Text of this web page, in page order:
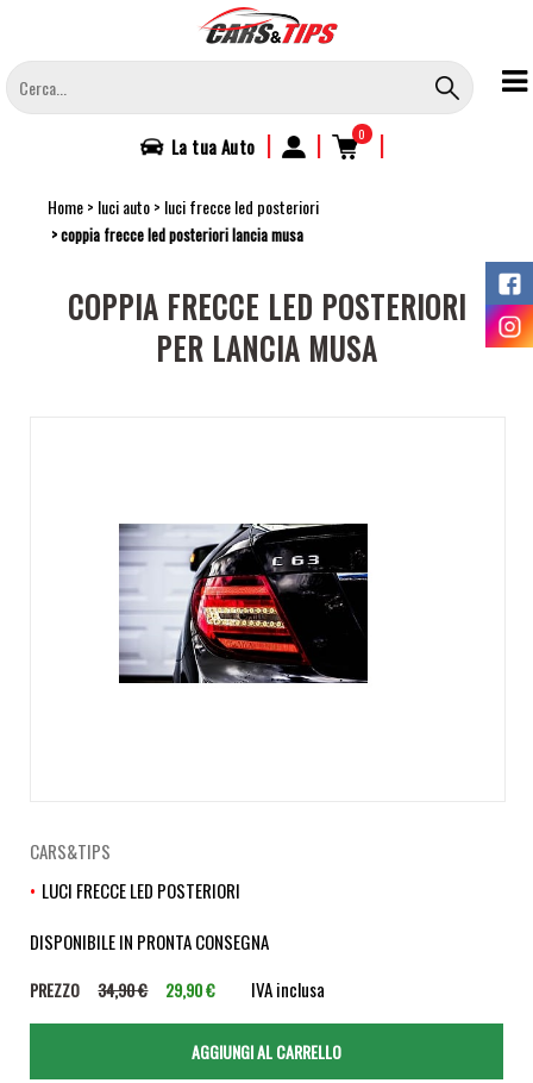
contenuto
principale
La tuaAuto | | 0 |
Home luci auto luci frecce led posteriori
coppia frecce led posteriori lancia musa
COPPIA FRECCE LED POSTERIORI
PER LANCIA MUSA
CARS&TIPS
LUCI FRECCE LED POSTERIORI
DISPONIBILE IN PRONTA CONSEGNA
PREZZO 34,90 € 29,90 € IVA inclusa